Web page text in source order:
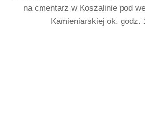
na cmentarz w Koszalinie pod
Kamieniarskiej ok. godz.